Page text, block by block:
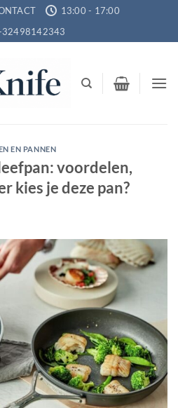
13:00 - 17:00
EN PANNEN
voordelen,
kies je deze pan?